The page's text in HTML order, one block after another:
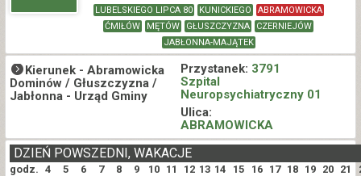
LUBELSKIEGO LIPCA 80
KUNICKIEGO
ABRAMOWICKA
ĆMIŁÓW
MĘTÓW GŁUSZCZYZNA
CZERNIEJÓW
JABŁONNA-MAJĄTEK
Kierunek - Abramowicka
Dominów / Głuszczyzna /
Jabłonna - Urząd Gminy
Przystanek: 3791
Szpital
Neuropsychiatryczny 01
Ulica:
ABRAMOWICKA
godz. 4 5 6 7 8 9 10 11 12 13 14 15 16 17 18 19 20 21
DZIEŃ POWSZEDNI, WAKACJE